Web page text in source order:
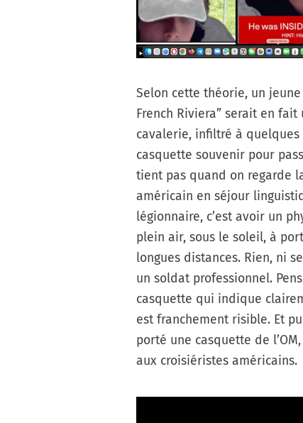
Selon cette théorie, un
French Riviera” serait en
cavalerie, infiltré à quelques
casquette souvenir pour
tient pas quand on regarde
américain en séjour
légionnaire, c’est avoir un
plein air, sous le soleil, à
longues distances. Rien, ni
un soldat professionnel.
casquette qui indique
est franchement risible. Et
porté une casquette de
aux croisiéristes américains.